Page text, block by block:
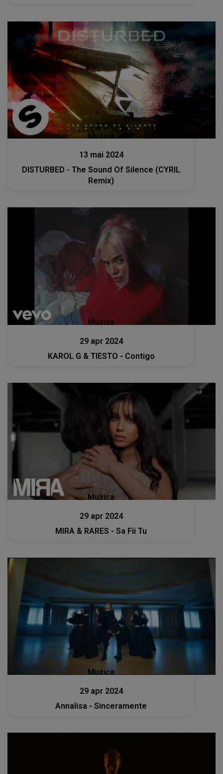
Muzica
13 mai 2024
DISTURBED - The Sound Of Silence (CYRIL
Remix)
Muzica
29 apr 2024
KAROL G & TIESTO - Contigo
Muzica
29 apr 2024
MIRA & RARES - Sa Fii Tu
Muzica
29 apr 2024
Annalisa - Sinceramente